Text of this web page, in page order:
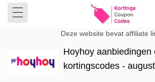
Deze website bevat affiliate
Hoyhoy aanbiedingen
kortingscodes -